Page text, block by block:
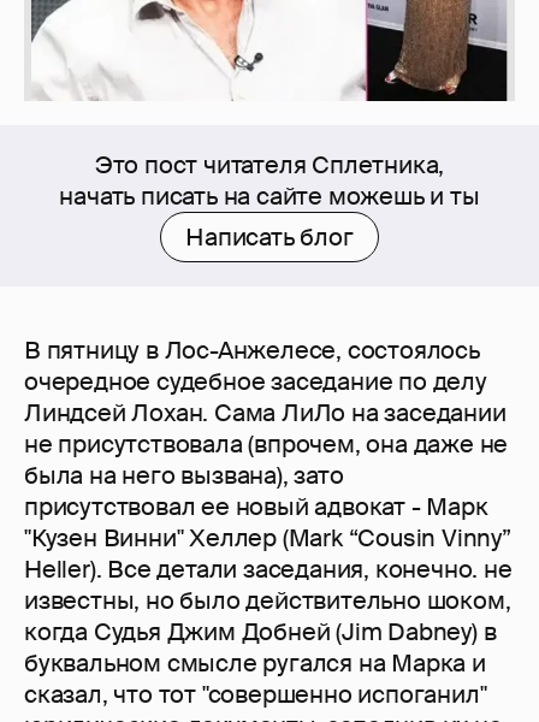
Это пост читателя Сплетника,
начать писать на сайте можешь и ты
Написать блог
В пятницу в Лос-Анжелесе, состоялось
очередное судебное заседание по делу
Линдсей Лохан. Сама ЛиЛо на заседании
не присутствовала (впрочем, она даже не
была на него вызвана), зато
присутствовал ее новый адвокат - Марк
"Кузен Винни" Хеллер (Mark “Cousin Vinny”
Heller). Все детали заседания, конечно. не
известны, но было действительно шоком,
когда Судья Джим Добней (Jim Dabney) в
буквальном смысле ругался на Марка и
сказал, что тот "совершенно испоганил"